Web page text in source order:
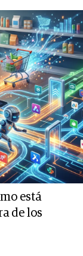
está
de los